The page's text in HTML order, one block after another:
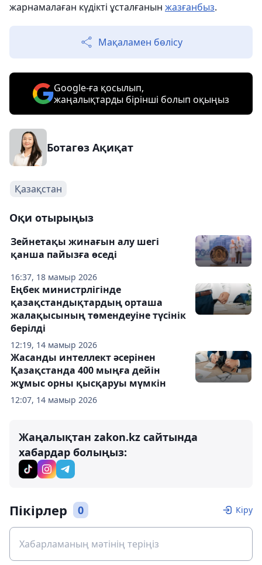
жарнамалаған күдікті ұсталғанын жазғанбыз.
Мақаламен бөлісу
Google-ға қосылып,
жаңалықтарды бірінші болып оқыңыз
Ботагөз Ақиқат
Қазақстан
Оқи отырыңыз
16:37, 18 мамыр 2026
Зейнетақы жинағын алу шегі
қанша пайызға өседі
12:19, 14 мамыр 2026
Еңбек министрлігінде
қазақстандықтардың орташа
жалақысының төмендеуіне түсінік
берілді
12:07, 14 мамыр 2026
Жасанды интеллект әсерінен
Қазақстанда 400 мыңға дейін
жұмыс орны қысқаруы мүмкін
Жаңалықтан zakon.kz сайтында
хабардар болыңыз:
Пікірлер 0 Кіру